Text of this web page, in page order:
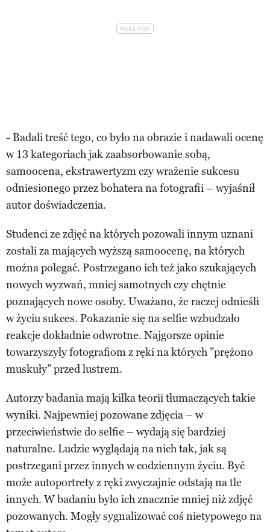
- Badali treść tego, co było na obrazie i nadawali ocenę
w 13 kategoriach jak zaabsorbowanie sobą,
samoocena, ekstrawertyzm czy wrażenie sukcesu
odniesionego przez bohatera na fotografii – wyjaśnił
autor doświadczenia.
Studenci ze zdjęć na których pozowali innym uznani
zostali za mających wyższą samoocenę, na których
można polegać. Postrzegano ich też jako szukających
nowych wyzwań, mniej samotnych czy chętnie
poznających nowe osoby. Uważano, że raczej odnieśli
w życiu sukces. Pokazanie się na selfie wzbudzało
reakcje dokładnie odwrotne. Najgorsze opinie
towarzyszyły fotografiom z ręki na których ”prężono
muskuły” przed lustrem.
Autorzy badania mają kilka teorii tłumaczących takie
wyniki. Najpewniej pozowane zdjęcia – w
przeciwieństwie do selfie – wydają się bardziej
naturalne. Ludzie wyglądają na nich tak, jak są
postrzegani przez innych w codziennym życiu. Być
może autoportrety z ręki zwyczajnie odstają na tle
innych. W badaniu było ich znacznie mniej niż zdjęć
pozowanych. Mogły sygnalizować coś nietypowego na